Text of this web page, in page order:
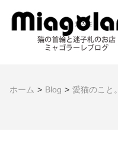
ホーム > Blog > 愛猫のこと。